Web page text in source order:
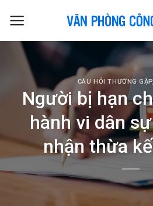
CÂU HỎI THƯỜNG GẶP
Người bị hạn
hành vi dân
nhận thừa